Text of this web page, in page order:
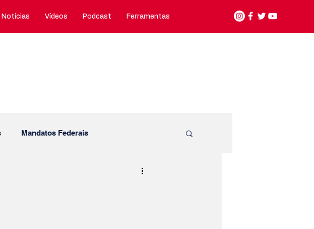
Notícias Vídeos Podcast Ferramentas Nosso jeito de fazer Contato
Mandatos Federais